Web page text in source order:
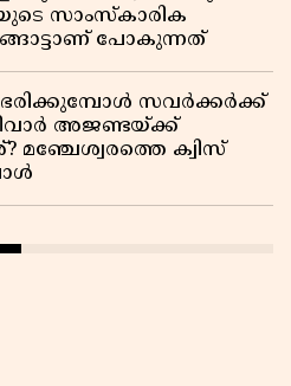
സാംസ്കാരിക
പോകുന്നത്
ഭരിക്കുമ്പോൾ സവർക്കർക്ക്
അജണ്ടയ്ക്ക്
മഞ്ചേശ്വരത്തെ ക്വിസ്